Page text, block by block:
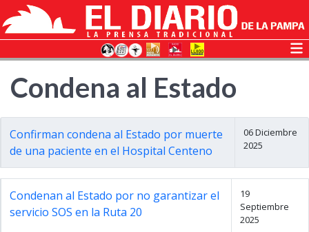
Condena al Estado
Confirman condena al Estado por muerte
de una paciente en el Hospital Centeno
06 Diciembre
2025
Condenan al Estado por no garantizar el
servicio SOS en la Ruta 20
19
Septiembre
2025